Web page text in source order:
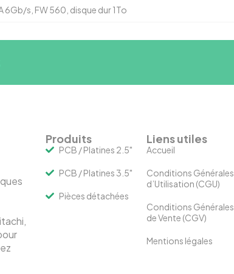
6Gb/s, FW 560, disque dur 1To
Produits
PCB / Platines 2.5"
PCB / Platines 3.5"
Pièces détachées
Liens utiles
Accueil
Conditions Générales
d’Utilisation (CGU)
Conditions Générales
de Vente (CGV)
Mentions légales